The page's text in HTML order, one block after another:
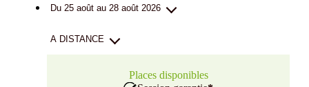
Du 25 août au 28 août 2026
A DISTANCE
Places disponibles